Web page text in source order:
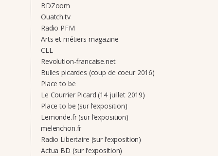
BDZoom
Ouatch.tv
Radio PFM
Arts et métiers magazine
CLL
Revolution-francaise.net
Bulles picardes (coup de coeur 2016)
Place to be
Le Courrier Picard (14 juillet 2019)
Place to be (sur l’exposition)
Lemonde.fr (sur l’exposition)
melenchon.fr
Radio Libertaire (sur l’exposition)
Actua BD (sur l’exposition)